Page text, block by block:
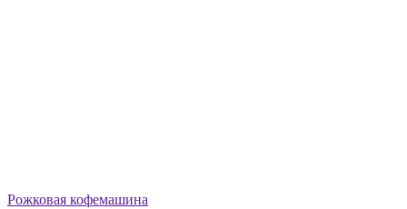
Рожковая кофемашина